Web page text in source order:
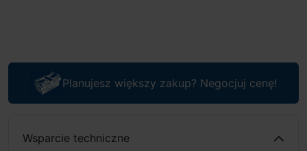
Planujesz większy zakup? Negocjuj cenę!
Wsparcie techniczne